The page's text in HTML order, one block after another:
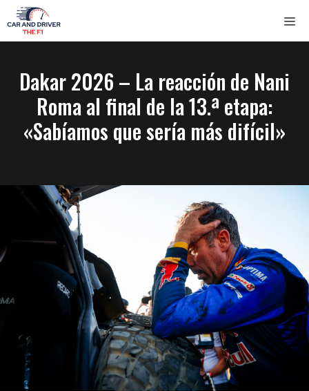
Saltar
al
contenido
Dakar 2026 – La reacción de Nani
Roma al final de la 13.ª etapa:
«Sabíamos que sería más difícil»